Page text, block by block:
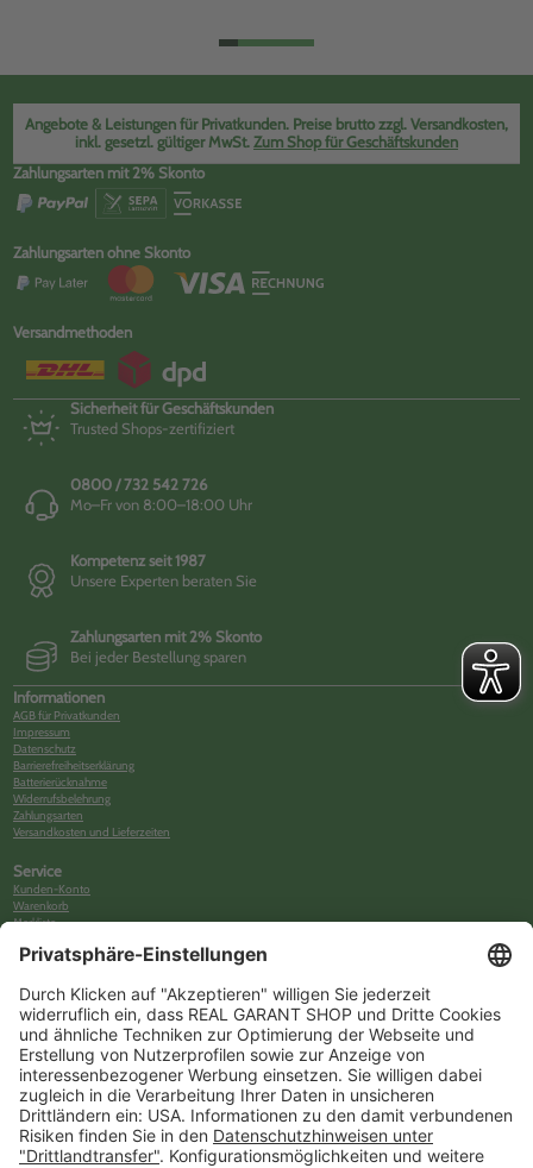
Angebote & Leistungen für Privatkunden. Preise brutto zzgl. Versandkosten,
inkl. gesetzl. gültiger MwSt. Zum Shop für Geschäftskunden
Zahlungsarten mit 2% Skonto
Zahlungsarten ohne Skonto
Versandmethoden
Sicherheit für Geschäftskunden
Trusted Shops-zertifiziert
0800 / 732 542 726
Mo–Fr von 8:00–18:00 Uhr
Kompetenz seit 1987
Unsere Experten beraten Sie
Zahlungsarten mit 2% Skonto
Bei jeder Bestellung sparen
Informationen
AGB für Privatkunden
Impressum
Datenschutz
Barrierefreiheitserklärung
Batterierücknahme
Widerrufsbelehrung
Zahlungsarten
Versandkosten und Lieferzeiten
Service
Kunden-Konto
Warenkorb
Merkliste
Newsletter
FAQs
Über uns
Kategorien
Betriebsorganisation (52)
Schlüsselorganisation (140)
Reifenorganisation (35)
Werkstattorganisation (166)
Preisauszeichnung und Preisdisplays (35)
Formulare KFZ und Werkstatt (34)
Kennzeichenhalter (49)